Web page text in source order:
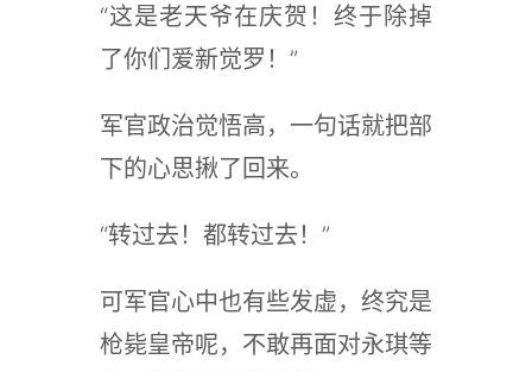
“这是老天爷在庆贺！终于除掉
了你们爱新觉罗！”
军官政治觉悟高，一句话就把部
下的心思揪了回来。
“转过去！都转过去！”
可军官心中也有些发虚，终究是
枪毙皇帝呢，不敢再面对永琪等